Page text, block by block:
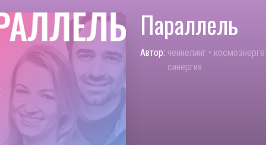
Параллель
Автор: ченнелинг •
синергия